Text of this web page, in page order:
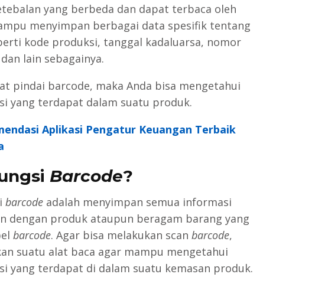
yang berbeda dan dapat terbaca oleh
menyimpan berbagai data spesifik tentang
kode produksi, tanggal kadaluarsa, nomor
lain sebagainya.
pindai barcode, maka Anda bisa mengetahui
yang terdapat dalam suatu produk.
Aplikasi Pengatur Keuangan Terbaik
Barcode?
barcodeadalah menyimpan semua informasi
dengan produk ataupun beragam barang yang
barcode. Agar bisa melakukan scan barcode,
suatu alat baca agar mampu mengetahui
yang terdapat di dalam suatu kemasan produk.